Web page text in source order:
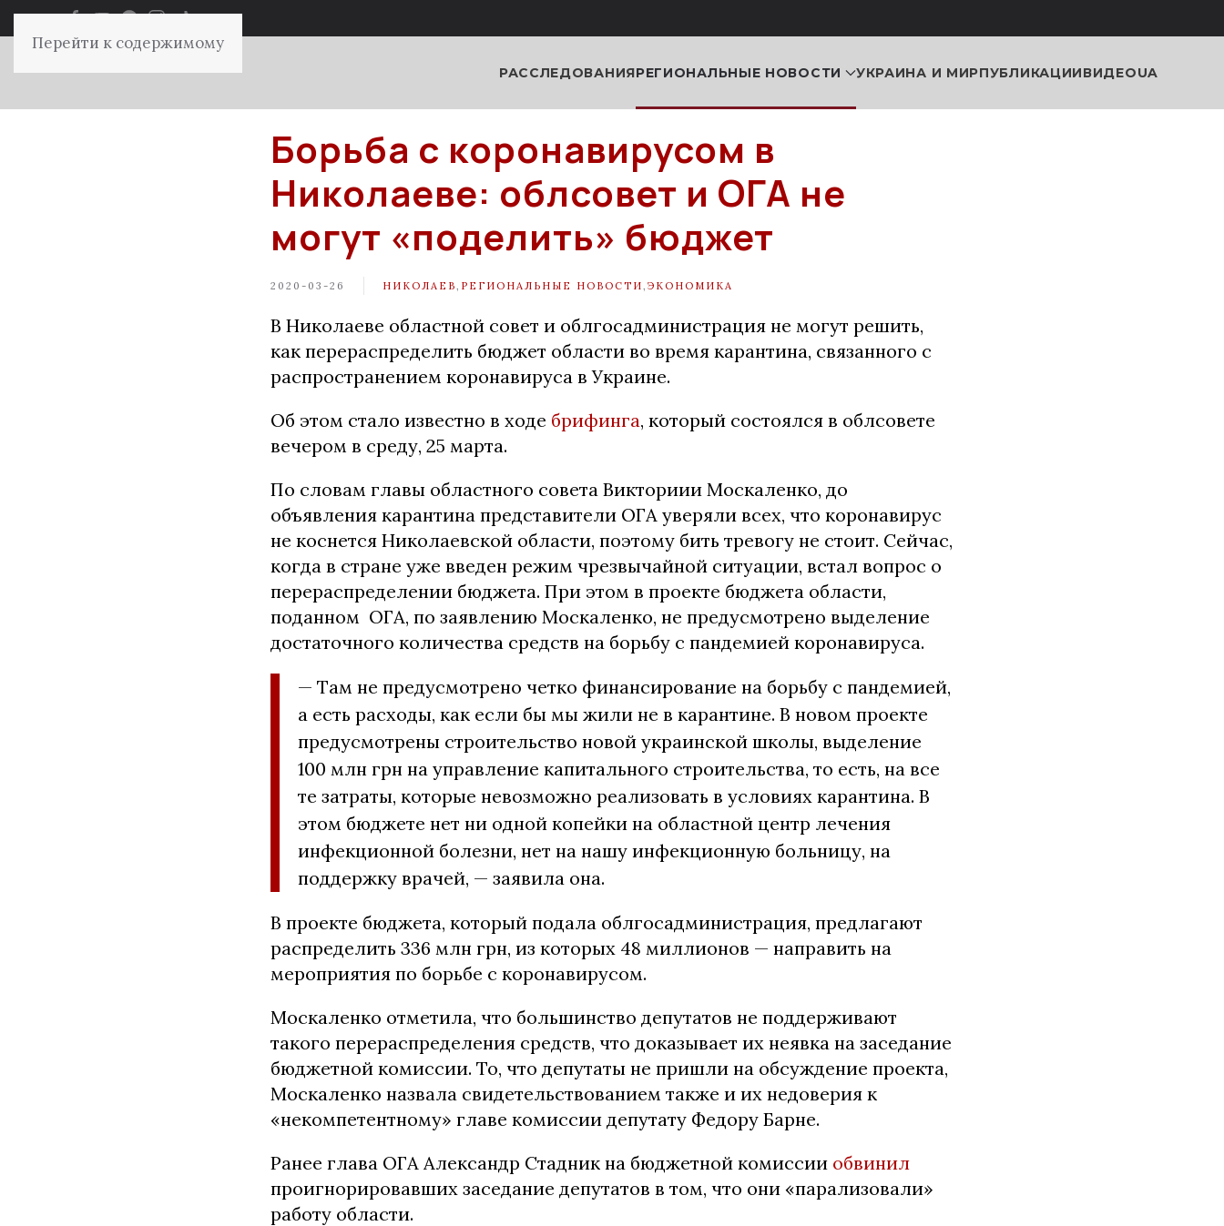
Перейти к содержимому
РАССЛЕДОВАНИЯРЕГИОНАЛЬНЫЕ НОВОСТИ УКРАИНА И МИРПУБЛИКАЦИИВИДЕОUA
Борьба с коронавирусом в
Николаеве: облсовет и ОГА не
могут «поделить» бюджет
2020-03-26 НИКОЛАЕВ РЕГИОНАЛЬНЫЕ НОВОСТИ ЭКОНОМИКА
В Николаеве областной совет и облгосадминистрация не могут решить,
как перераспределить бюджет области во время карантина, связанного с
распространением коронавируса в Украине.
Об этом стало известно в ходе брифинга, который состоялся в облсовете
вечером в среду, 25 марта.
По словам главы областного совета Викториии Москаленко, до
объявления карантина представители ОГА уверяли всех, что коронавирус
не коснется Николаевской области, поэтому бить тревогу не стоит. Сейчас,
когда в стране уже введен режим чрезвычайной ситуации, встал вопрос о
перераспределении бюджета. При этом в проекте бюджета области,
поданном ОГА, по заявлению Москаленко, не предусмотрено выделение
достаточного количества средств на борьбу с пандемией коронавируса.
— Там не предусмотрено четко финансирование на борьбу с пандемией,
а есть расходы, как если бы мы жили не в карантине. В новом проекте
предусмотрены строительство новой украинской школы, выделение
100 млн грн на управление капитального строительства, то есть, на все
те затраты, которые невозможно реализовать в условиях карантина. В
этом бюджете нет ни одной копейки на областной центр лечения
инфекционной болезни, нет на нашу инфекционную больницу, на
поддержку врачей, — заявила она.
В проекте бюджета, который подала облгосадминистрация, предлагают
распределить 336 млн грн, из которых 48 миллионов — направить на
мероприятия по борьбе с коронавирусом.
Москаленко отметила, что большинство депутатов не поддерживают
такого перераспределения средств, что доказывает их неявка на заседание
бюджетной комиссии. То, что депутаты не пришли на обсуждение проекта,
Москаленко назвала свидетельствованием также и их недоверия к
«некомпетентному» главе комиссии депутату Федору Барне.
Ранее глава ОГА Александр Стадник на бюджетной комиссии обвинил
проигнорировавших заседание депутатов в том, что они «парализовали»
работу области.